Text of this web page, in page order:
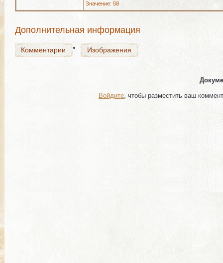
Значение: 58
Дополнительная информация
Комментарии Изображения
Комментарии Изображения
Войдите , чтобы разместить ваш